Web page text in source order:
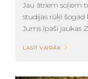
Jau ātriem soļiem
studijas rūķi šogad
Jums īpaši jaukas
LASĪT VAIRĀK